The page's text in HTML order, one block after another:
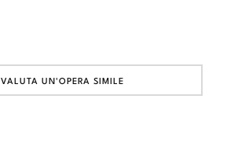
VALUTA UN'OPERA SIMILE